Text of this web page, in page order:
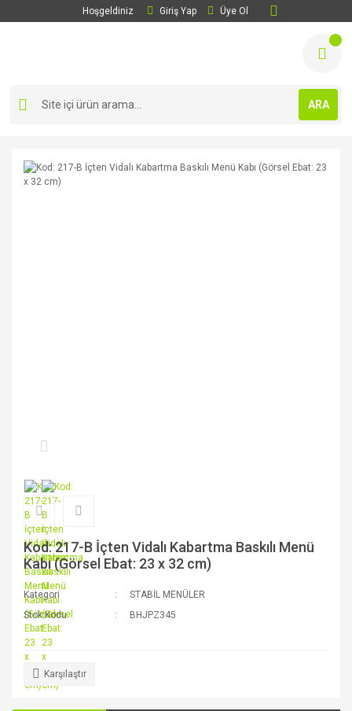
Hoşgeldiniz Giriş Yap Üye Ol
ARA
Kod: 217-B İçten Vidalı Kabartma Baskılı Menü
Kabı (Görsel Ebat: 23 x 32 cm)
Kategori
STABİL MENÜLER
Stok Kodu
BHJPZ345
Karşılaştır